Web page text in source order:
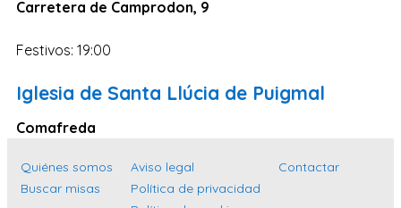
Huesca
Burgos
Carretera de Camprodon, 9
Festivos: 19:00
Iglesia de Santa Llúcia de Puigmal
Comafreda
Quiénes somos
Buscar misas
Aviso legal
Política de privacidad
Contactar